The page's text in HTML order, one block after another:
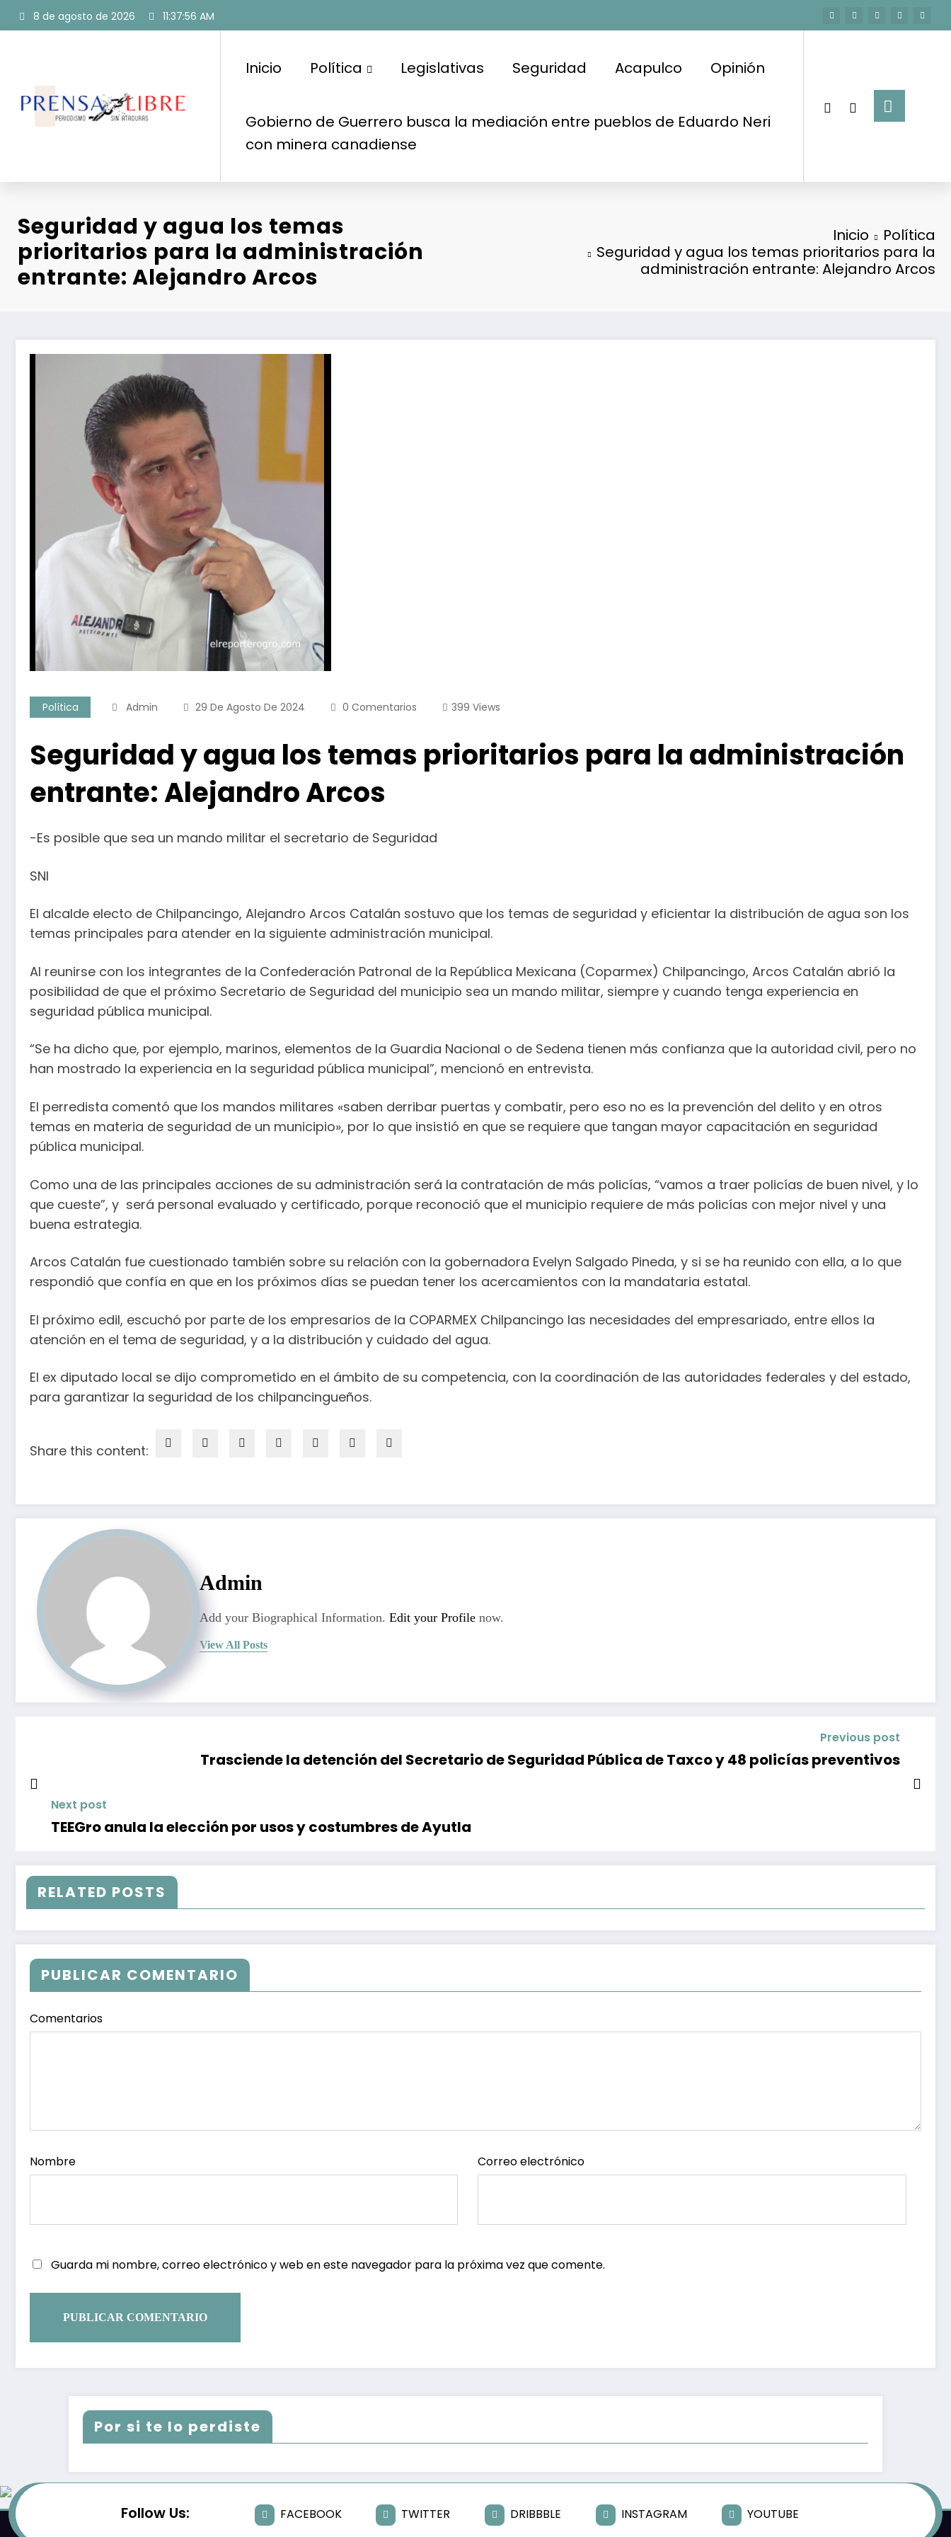
8 de agosto de 2026 11:37:57 AM
Inicio Política Legislativas Seguridad Acapulco Opinión
Gobierno de Guerrero busca la mediación entre pueblos de Eduardo Neri
con minera canadiense
Seguridad y agua los temas
prioritarios para la administración
entrante: Alejandro Arcos
Inicio
Política
Seguridad y agua los temas prioritarios para la
administración entrante: Alejandro Arcos
Política Admin 29 De Agosto De 2024 0 Comentarios 399 Views
Seguridad y agua los temas prioritarios para la administración
entrante: Alejandro Arcos
-Es posible que sea un mando militar el secretario de Seguridad
SNI
El alcalde electo de Chilpancingo, Alejandro Arcos Catalán sostuvo que los temas de seguridad y eficientar la distribución de agua son los
temas principales para atender en la siguiente administración municipal.
Al reunirse con los integrantes de la Confederación Patronal de la República Mexicana (Coparmex) Chilpancingo, Arcos Catalán abrió la
posibilidad de que el próximo Secretario de Seguridad del municipio sea un mando militar, siempre y cuando tenga experiencia en
seguridad pública municipal.
“Se ha dicho que, por ejemplo, marinos, elementos de la Guardia Nacional o de Sedena tienen más confianza que la autoridad civil, pero no
han mostrado la experiencia en la seguridad pública municipal”, mencionó en entrevista.
El perredista comentó que los mandos militares «saben derribar puertas y combatir, pero eso no es la prevención del delito y en otros
temas en materia de seguridad de un municipio», por lo que insistió en que se requiere que tangan mayor capacitación en seguridad
pública municipal.
Como una de las principales acciones de su administración será la contratación de más policías, “vamos a traer policías de buen nivel, y lo
que cueste”, y será personal evaluado y certificado, porque reconoció que el municipio requiere de más policías con mejor nivel y una
buena estrategia.
Arcos Catalán fue cuestionado también sobre su relación con la gobernadora Evelyn Salgado Pineda, y si se ha reunido con ella, a lo que
respondió que confía en que en los próximos días se puedan tener los acercamientos con la mandataria estatal.
El próximo edil, escuchó por parte de los empresarios de la COPARMEX Chilpancingo las necesidades del empresariado, entre ellos la
atención en el tema de seguridad, y a la distribución y cuidado del agua.
El ex diputado local se dijo comprometido en el ámbito de su competencia, con la coordinación de las autoridades federales y del estado,
para garantizar la seguridad de los chilpancingueños.
Share this content:
Admin
Add your Biographical Information. Edit your Profile now.
View All Posts
Previous post
Trasciende la detención del Secretario de Seguridad Pública de Taxco y 48 policías preventivos
Next post
TEEGro anula la elección por usos y costumbres de Ayutla
RELATED POSTS
PUBLICAR COMENTARIO
Comentarios
Nombre Correo electrónico
Guarda mi nombre, correo electrónico y web en este navegador para la próxima vez que comente.
Por si te lo perdiste
Follow Us: FACEBOOK TWITTER DRIBBBLE INSTAGRAM YOUTUBE